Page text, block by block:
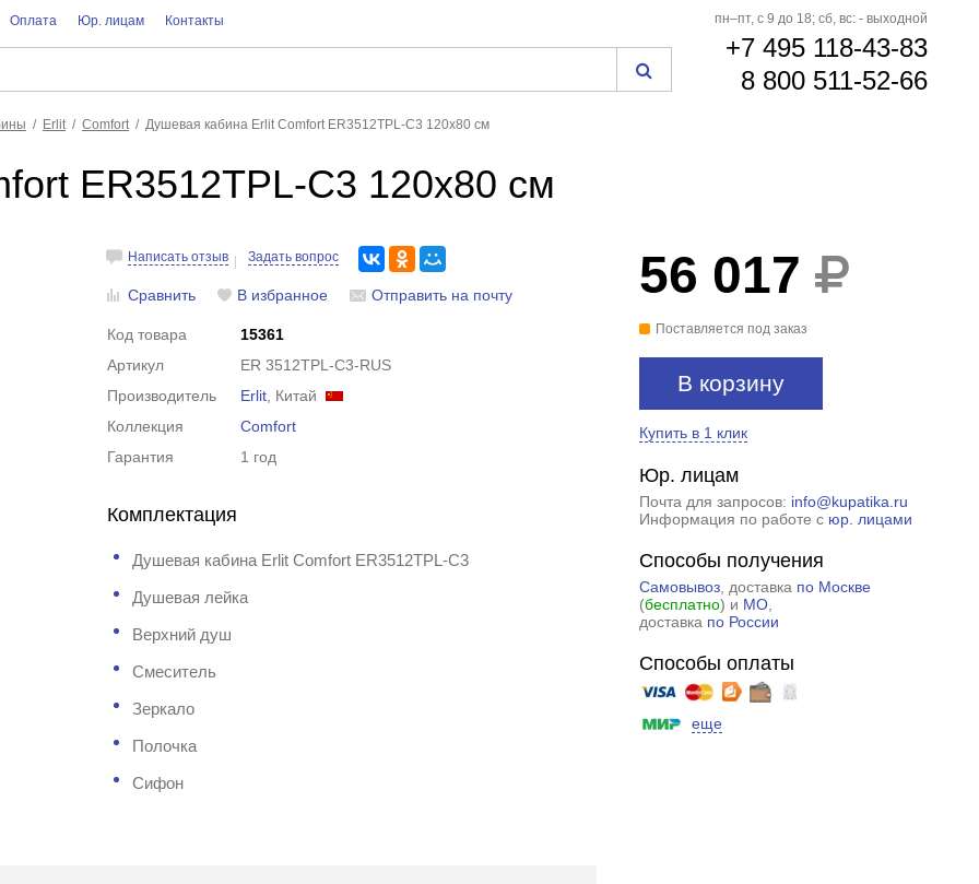
Оплата Юр. лицам Контакты пн–пт, с 9 до 18; сб, вс: - выходной
+7 495 118-43-83
8 800 511-52-66
Erlit Comfort Душевая кабина Erlit Comfort ER3512TPL-C3 120x80 см
ER3512TPL-C3 120x80 см
Написать отзыв Задать вопрос
Сравнить В избранное Отправить на почту
Код товара
15361
Артикул
ER 3512TPL-C3-RUS
Производитель
Erlit , Китай
Коллекция
Comfort
Гарантия
1 год
Комплектация
Душевая кабина Erlit Comfort ER3512TPL-C3
Душевая лейка
Верхний душ
Смеситель
Зеркало
Полочка
Сифон
56 017
Поставляется под заказ
В корзину
Купить в 1 клик
Юр. лицам
Почта для запросов: info@kupatika.ru
Информация по работе с юр. лицами
Способы получения
Самовывоз, доставка по Москве
(бесплатно) и МО,
доставка по России
Способы оплаты
еще